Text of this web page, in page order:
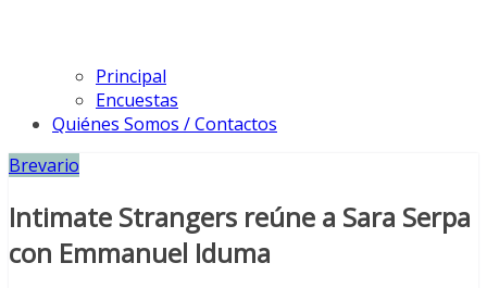
Principal
Encuestas
Quiénes Somos / Contactos
Brevario
Intimate Strangers reúne a Sara Serpa
con Emmanuel Iduma